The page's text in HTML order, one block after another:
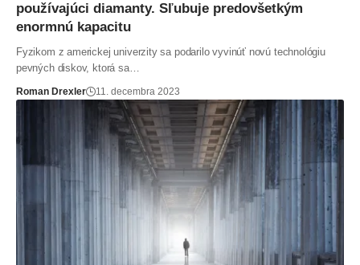
používajúci diamanty. Sľubuje predovšetkým
enormnú kapacitu
Fyzikom z americkej univerzity sa podarilo vyvinúť novú technológiu
pevných diskov, ktorá sa…
Roman Drexler 11. decembra 2023